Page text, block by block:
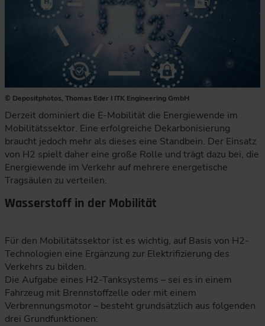
© Depositphotos, Thomas Eder I ITK Engineering GmbH
Derzeit dominiert die E-Mobilität die Energiewende im
Mobilitätssektor. Eine erfolgreiche Dekarbonisierung
braucht jedoch mehr als dieses eine Standbein. Der Einsatz
von H2 spielt daher eine große Rolle und trägt dazu bei, die
Energiewende im Verkehr auf mehrere energetische
Tragsäulen zu verteilen.
Wasserstoff in der Mobilität
Für den Mobilitätssektor ist es wichtig, auf Basis von H2-
Technologien eine Ergänzung zur Elektrifizierung des
Verkehrs zu bilden.
Die Aufgabe eines H2-Tanksystems – sei es in einem
Fahrzeug mit Brennstoffzelle oder mit einem
Verbrennungsmotor – besteht grundsätzlich aus folgenden
drei Grundfunktionen: